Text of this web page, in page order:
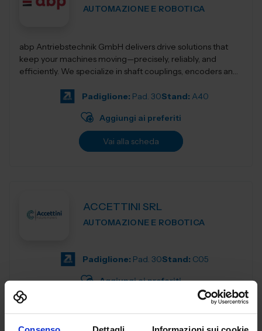
AUTOMAZIONE E ROBOTICA
abp Antriebstechnik GmbH delivers drive solutions that
keep your machines moving—precisely, reliably, and
efficiently. We specialize in shaft couplings, encoders and
Padiglione: Pad. 30Stand: A40
Aggiungi ai preferiti
Vai alla scheda
ACCETTINI SRL
AUTOMAZIONE E ROBOTICA
Padiglione: Pad. 30Stand: C05
Aggiungi ai preferiti